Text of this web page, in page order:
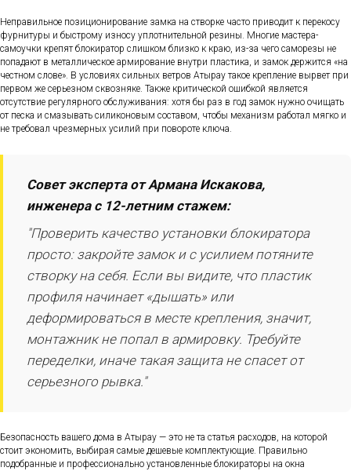
Неправильное позиционирование замка на створке часто приводит к перекосу
фурнитуры и быстрому износу уплотнительной резины. Многие мастера-
самоучки крепят блокиратор слишком близко к краю, из-за чего саморезы не
попадают в металлическое армирование внутри пластика, и замок держится «на
честном слове». В условиях сильных ветров Атырау такое крепление вырвет при
первом же серьезном сквозняке. Также критической ошибкой является
отсутствие регулярного обслуживания: хотя бы раз в год замок нужно очищать
от песка и смазывать силиконовым составом, чтобы механизм работал мягко и
не требовал чрезмерных усилий при повороте ключа.
Совет эксперта от Армана Искакова,
инженера с 12-летним стажем:
"Проверить качество установки блокиратора
просто: закройте замок и с усилием потяните
створку на себя. Если вы видите, что пластик
профиля начинает «дышать» или
деформироваться в месте крепления, значит,
монтажник не попал в армировку. Требуйте
переделки, иначе такая защита не спасет от
серьезного рывка."
Безопасность вашего дома в Атырау — это не та статья расходов, на которой
стоит экономить, выбирая самые дешевые комплектующие. Правильно
подобранные и профессионально установленные блокираторы на окна